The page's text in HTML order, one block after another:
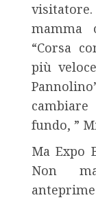
mamma
“Corsa
più
fundo, ”
Ma Expo
Non